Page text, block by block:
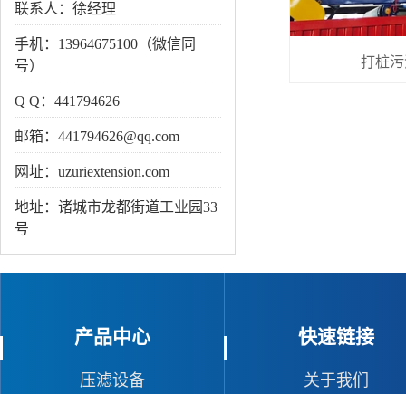
联系人：徐经理
手机：13964675100（微信同
号）
Q Q：441794626
邮箱：441794626@qq.com
网址：uzuriextension.com
地址：诸城市龙都街道工业园33
号
打桩
产品中心
压滤设备
快速链接
关于我们